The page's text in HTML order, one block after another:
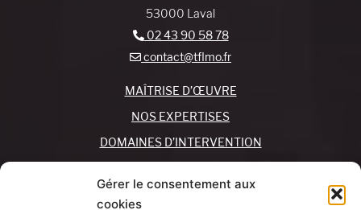
Gérer le consentement aux
cookies
53000 Laval
02 43 90 58 78
contact@tflmo.fr
MAÎTRISE D’ŒUVRE
NOS EXPERTISES
DOMAINES D’INTERVENTION
REJOIGNEZ-NOUS !